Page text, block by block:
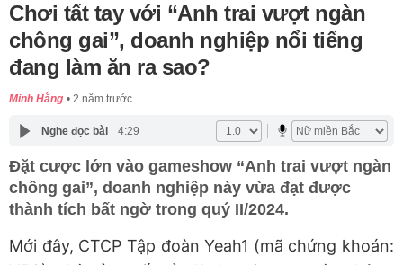
Chơi tất tay với “Anh trai vượt ngàn
chông gai”, doanh nghiệp nổi tiếng
đang làm ăn ra sao?
Minh Hằng 2 năm trước
Nghe đọc bài 4:29
Đặt cược lớn vào gameshow “Anh trai vượt ngàn
chông gai”, doanh nghiệp này vừa đạt được
thành tích bất ngờ trong quý II/2024.
Mới đây, CTCP Tập đoàn Yeah1 (mã chứng khoán: